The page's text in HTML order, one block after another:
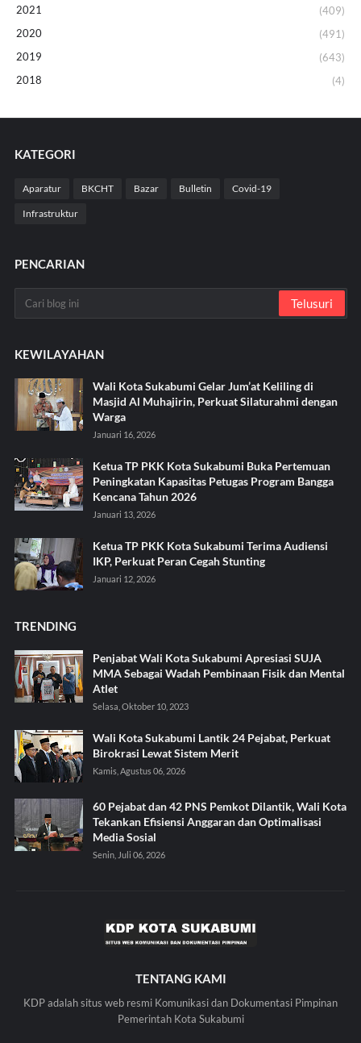
2021
(409)
2020
(491)
2019
(643)
2018
(4)
KATEGORI
Aparatur BKCHT Bazar Bulletin Covid-19
Infrastruktur
PENCARIAN
KEWILAYAHAN
Wali Kota Sukabumi Gelar Jum’at Keliling di
Masjid Al Muhajirin, Perkuat Silaturahmi dengan
Warga
Januari 16, 2026
Ketua TP PKK Kota Sukabumi Buka Pertemuan
Peningkatan Kapasitas Petugas Program Bangga
Kencana Tahun 2026
Januari 13, 2026
Ketua TP PKK Kota Sukabumi Terima Audiensi
IKP, Perkuat Peran Cegah Stunting
Januari 12, 2026
TRENDING
Penjabat Wali Kota Sukabumi Apresiasi SUJA
MMA Sebagai Wadah Pembinaan Fisik dan Mental
Atlet
Selasa, Oktober 10, 2023
Wali Kota Sukabumi Lantik 24 Pejabat, Perkuat
Birokrasi Lewat Sistem Merit
Kamis, Agustus 06, 2026
60 Pejabat dan 42 PNS Pemkot Dilantik, Wali Kota
Tekankan Efisiensi Anggaran dan Optimalisasi
Media Sosial
Senin, Juli 06, 2026
TENTANG KAMI
KDP adalah situs web resmi Komunikasi dan Dokumentasi Pimpinan
Pemerintah Kota Sukabumi